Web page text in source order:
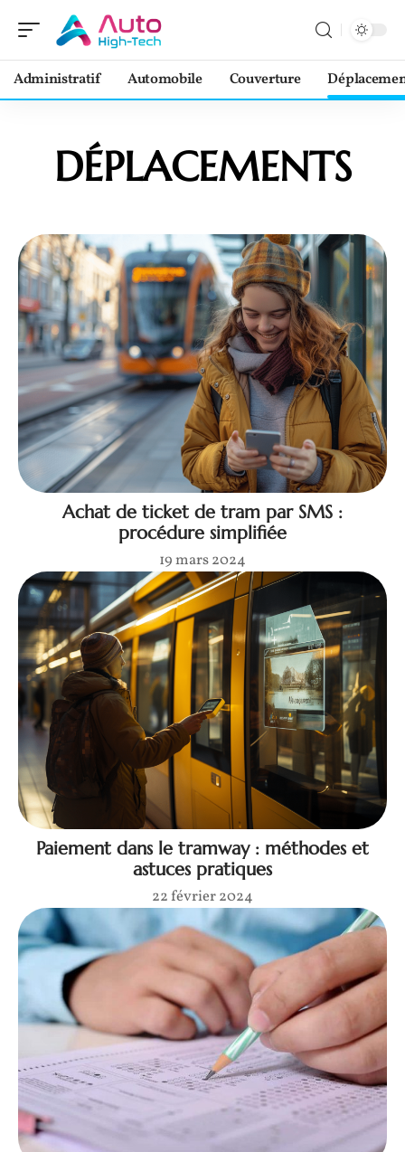
Administratif Automobile Couverture
DÉPLACEMENTS
Achat de ticket de tram par SMS :
procédure simplifiée
19 mars 2024
Paiement dans le tramway : méthodes et
astuces pratiques
22 février 2024